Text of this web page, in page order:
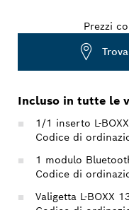
Prezzi
Incluso in tutte le
1/1 inserto L-BOXX
Codice di
1 modulo
Codice di
Valigetta L-BOXX